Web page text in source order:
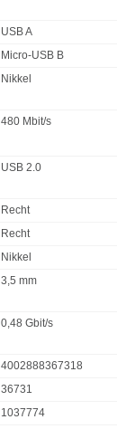
USB A
Micro-USB B
Nikkel
480 Mbit/s
USB 2.0
Recht
Recht
Nikkel
3,5 mm
0,48 Gbit/s
4002888367318
36731
1037774